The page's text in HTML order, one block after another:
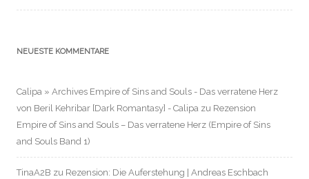
NEUESTE KOMMENTARE
Calipa » Archives Empire of Sins and Souls - Das verratene Herz
von Beril Kehribar [Dark Romantasy] - Calipa zu Rezension
Empire of Sins and Souls – Das verratene Herz (Empire of Sins
and Souls Band 1)
TinaA2B zu Rezension: Die Auferstehung | Andreas Eschbach